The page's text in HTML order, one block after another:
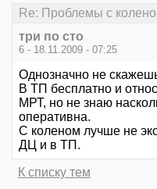
Re: Проблемы с
три по сто
6 - 18.11.2009 - 07:25
Однозначно не
В ТП бесплатно и
МРТ, но не знаю
оперативна.
С коленом лучше не
ДЦ и в ТП.
К списку тем